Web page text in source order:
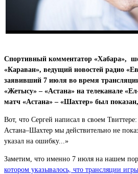
Спортивный комментатор «Хабара»,
«Караван», ведущий новостей радио
заявивший 7 июля во время
«Жетысу» – «Астана» на телеканале
матч «Астана» – «Шахтер» был
Вот, что Сергей написал в своем
Астана–Шахтер мы действительно не
указал на ошибку...»
Заметим, что именно 7 июля на нашем
котором указывалось, что трансляции